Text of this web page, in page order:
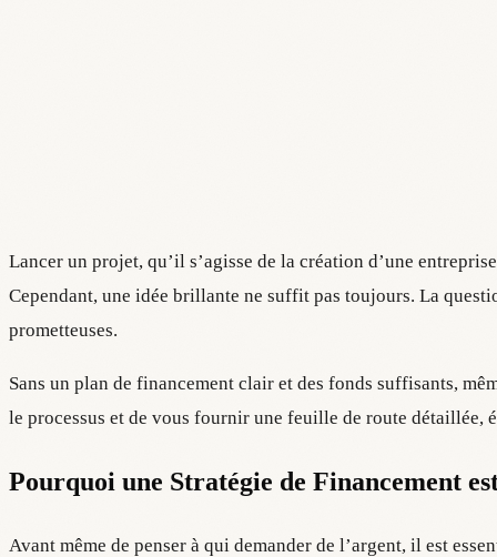
Lancer un projet, qu’il s’agisse de la création d’une
Cependant, une idée brillante ne suffit pas toujours. La
prometteuses.
Sans un plan de financement clair et des fonds suffisants,
le processus et de vous fournir une feuille de route détaillée,
Pourquoi une Stratégie de Financement
Avant même de penser à qui demander de l’argent, il est